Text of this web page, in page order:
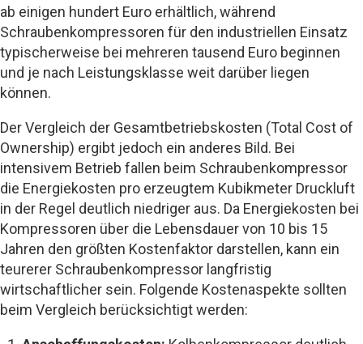
ab einigen hundert Euro erhältlich, während
Schraubenkompressoren für den industriellen Einsatz
typischerweise bei mehreren tausend Euro beginnen
und je nach Leistungsklasse weit darüber liegen
können.
Der Vergleich der Gesamtbetriebskosten (Total Cost of
Ownership) ergibt jedoch ein anderes Bild. Bei
intensivem Betrieb fallen beim Schraubenkompressor
die Energiekosten pro erzeugtem Kubikmeter Druckluft
in der Regel deutlich niedriger aus. Da Energiekosten bei
Kompressoren über die Lebensdauer von 10 bis 15
Jahren den größten Kostenfaktor darstellen, kann ein
teurerer Schraubenkompressor langfristig
wirtschaftlicher sein. Folgende Kostenaspekte sollten
beim Vergleich berücksichtigt werden: